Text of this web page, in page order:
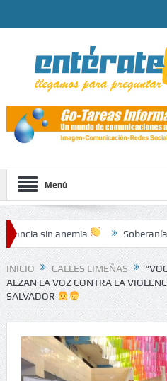
Menú
Soberanía y fútbol
INICIO CALLES LIMEÑAS
ALZAN LA VOZ CONTRA LA
SALVADOR